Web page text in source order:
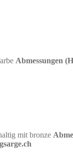
Abmessungen
mit bronze